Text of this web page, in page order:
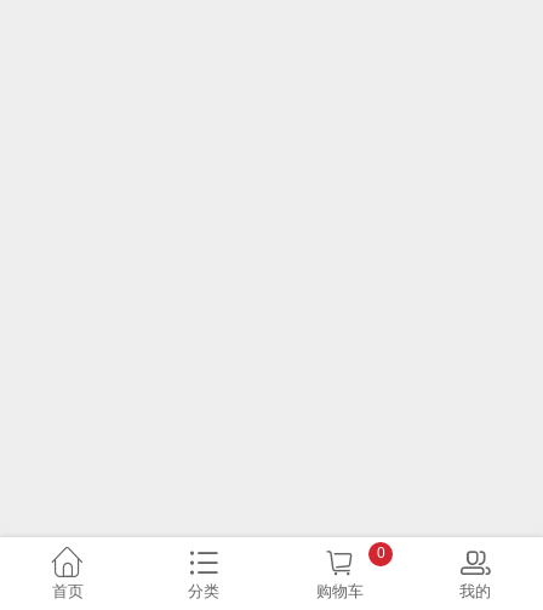
首页 分类 购物车
0
我的